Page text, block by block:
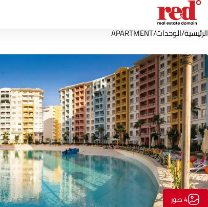
الرئيسية/الوحدات/
APARTMENT
4 صور